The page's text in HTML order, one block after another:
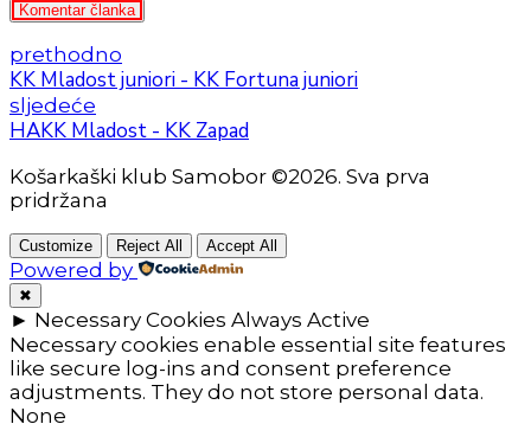
Komentar članka
prethodno
KK Mladost juniori - KK Fortuna juniori
sljedeće
HAKK Mladost - KK Zapad
Košarkaški klub Samobor ©2026. Sva prva
pridržana
Customize Reject All Accept All
Powered by
✖
► Necessary Cookies Always Active
Necessary cookies enable essential site features
like secure log-ins and consent preference
adjustments. They do not store personal data.
None